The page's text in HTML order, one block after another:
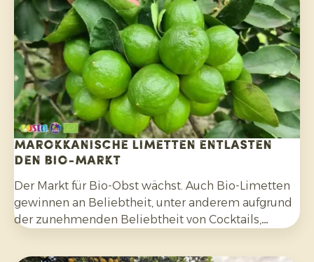
Marokkanische Limetten entlasten
den Bio-Markt
Der Markt für Bio-Obst wächst. Auch Bio-Limetten
gewinnen an Beliebtheit, unter anderem aufgrund
der zunehmenden Beliebtheit von Cocktails,